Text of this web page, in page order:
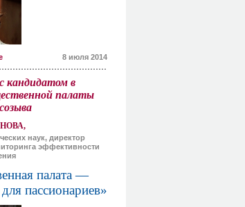
8 июля 2014
кандидатом в
палаты
наук, директор
эффективности
палата —
пассионариев»